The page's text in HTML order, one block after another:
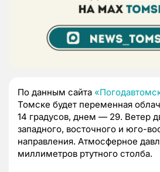
По данным сайта
Томске будет переменная
14 градусов, днем — 29. Ветер
западного, восточного и юго-
направления. Атмосферное
миллиметров ртутного столба.